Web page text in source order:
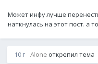
Может инфу лучше
наткнулась на этот пост. а
10 г Alone открепил тема